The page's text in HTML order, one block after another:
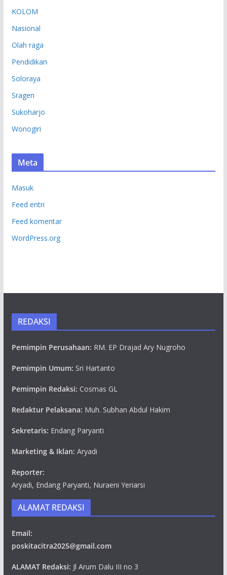
KOLOM
Nasional
Olah raga
Pendidikan
Soloraya
Sragen
Sukoharjo
Wonogiri
Meta
Masuk
Feed entri
Feed komentar
WordPress.org
REDAKSI
Pemimpin Perusahaan: RM. EP Drajad Ary Nugroho
Pemimpin Umum: Sri Hartanto
Pemimpin Redaksi: Cosmas GL
Redaktur Pelaksana: Muh. Subhan Abdul Hakim
Sekretaris: Endang Paryanti
Marketing & Iklan: Aryadi
Reporter:
Aryadi, Endang Paryanti, Nuraeni Yeriarsi
ALAMAT REDAKSI
Email:
poskitacitra2025@gmail.com
ALAMAT Redaksi: Jl Arum Dalu III no 3